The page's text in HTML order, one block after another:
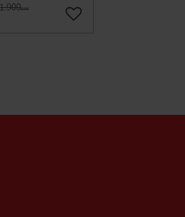
1.900DKK
Gem som favorit